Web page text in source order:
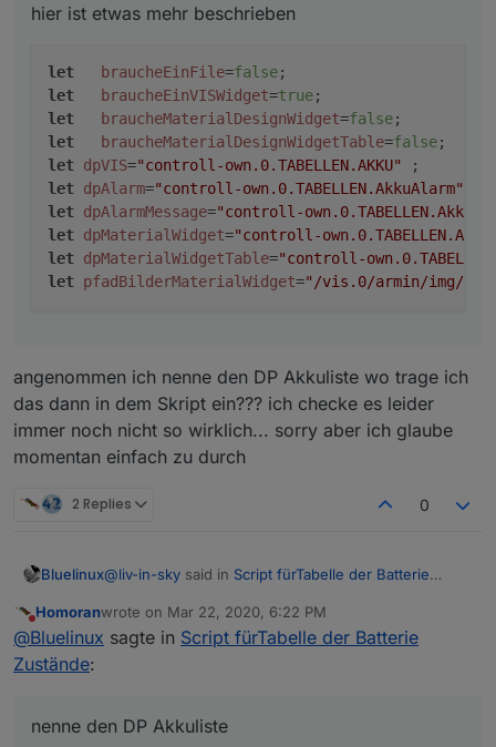
hier ist etwas mehr beschrieben
let braucheEinFile=false
let
braucheEinVISWidget=true
let
braucheMaterialDesignWidget=false
let
braucheMaterialDesignWidgetTable=false
let dpVIS="controll-own.0.TABELLEN.AKKU"
let dpAlarm="controll-own.0.TABELLEN.AkkuAlarm"
let dpAlarmMessage="controll-
let dpMaterialWidget="controll-
let dpMaterialWidgetTable="controll-
let pfadBilderMaterialWidget="/vis.0/armin/img/
angenommen ich nenne den DP Akkuliste wo trage ich
das dann in dem Skript ein??? ich checke es leider
immer noch nicht so wirklich... sorry aber ich glaube
momentan einfach zu durch
2 Replies 0
Bluelinux@liv-in-sky said in Script fürTabelle der Batterie
@Bluelinux
variable
leider immer noch nicht so wirklich... sorry aber ich
glaube momentan einfach zu durch
Do not disturb
Homoranwrote on Mar 22, 2020, 6:22 PM
last edited by
@Bluelinux sagte in Script fürTabelle der Batterie
Zustände:
nenne den DP Akkuliste